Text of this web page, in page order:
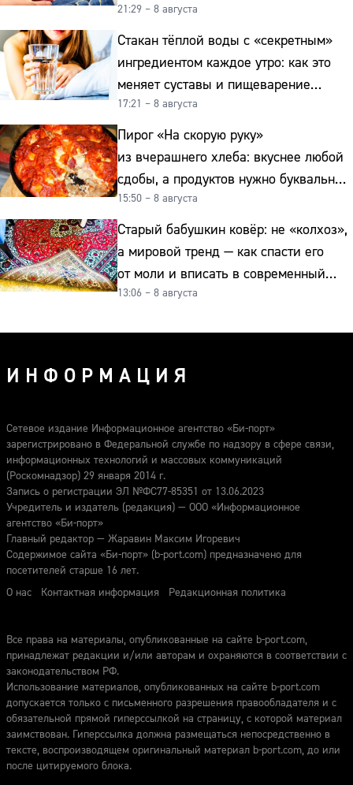
21:29 – 8 августа
Стакан тёплой воды с «секретным»
ингредиентом каждое утро: как это
меняет суставы и пищеварение
после 50
17:21 – 8 августа
Пирог «На скорую руку»
из вчерашнего хлеба: вкуснее любой
сдобы, а продуктов нужно буквально
копейки
15:50 – 8 августа
Старый бабушкин ковёр: не «колхоз»,
а мировой тренд — как спасти его
от моли и вписать в современный
интерьер
13:06 – 8 августа
ИНФОРМАЦИЯ
Сетевое издание Информационное агентство «Би-порт»
зарегистрировано в Федеральной службе по надзору в сфере связи,
информационных технологий и массовых коммуникаций
(Роскомнадзор) 29 января 2014 г.
Запись о регистрации ЭЛ №ФС77-85351 от 13.06.2023
Учредитель и издатель (редакция) — ООО «Информационное
агентство «Би-порт»
Главный редактор — Жаравин Максим Игоревич
Содержимое сайта «Би-порт» (b-port.com) предназначено для
посетителей старше 16 лет.
О нас
Контактная информация Редакционная политика
Все права на материалы, опубликованные на сайте b-port.com,
принадлежат редакции и/или авторам и охраняются в соответствии с
законодательством РФ.
Использование материалов, опубликованных на сайте b-port.com
допускается только с письменного разрешения правообладателя и с
обязательной прямой гиперссылкой на страницу, с которой материал
заимствован. Гиперссылка должна размещаться непосредственно в
тексте, воспроизводящем оригинальный материал b-port.com, до или
после цитируемого блока.